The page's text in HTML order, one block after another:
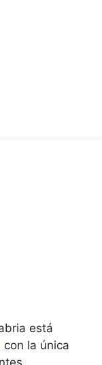
está
con la única